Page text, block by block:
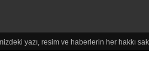
yazı, resim ve haberlerin her hakkı